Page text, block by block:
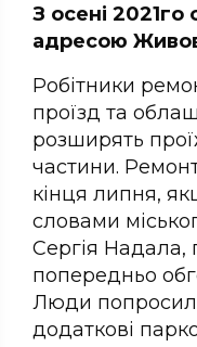
З осені
адресою
Робітники
проїзд та
розширять
частини.
кінця липня,
словами
Сергія Надала,
попередньо
Люди
додаткові